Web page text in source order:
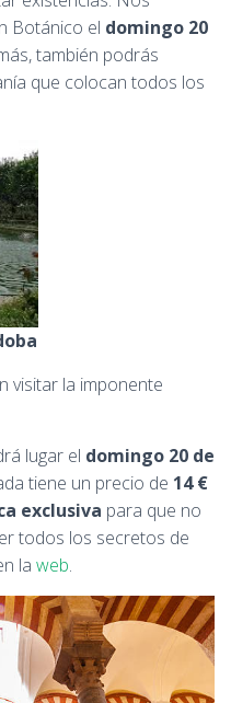
Botánico el domingo 20
también podrás
que colocan todos los
visitar la imponente
lugar el domingo 20 de
tiene un precio de 14 €
exclusiva para que no
todos los secretos de
la web.